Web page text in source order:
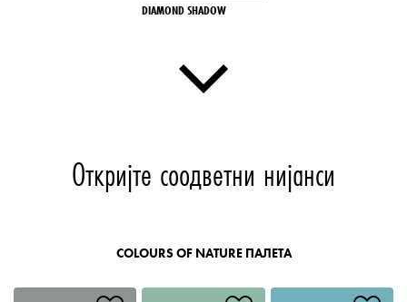
DIAMOND SHADOW
Откријте соодветни нијанси
COLOURS OF NATURE ПАЛЕТА